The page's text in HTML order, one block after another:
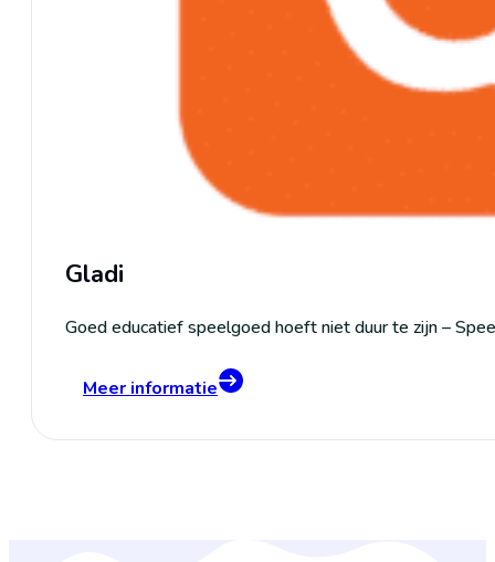
Gladi
Goed educatief speelgoed hoeft niet duur te zijn –
Meer informatie